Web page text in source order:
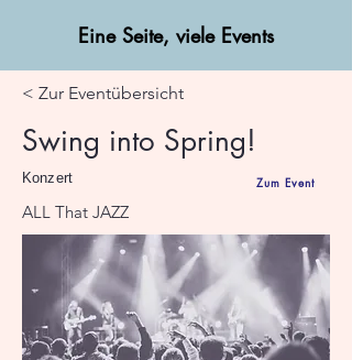
Eine Seite, viele Events
< Zur Eventübersicht
Swing into Spring!
Konzert Zum Event
ALL That JAZZ